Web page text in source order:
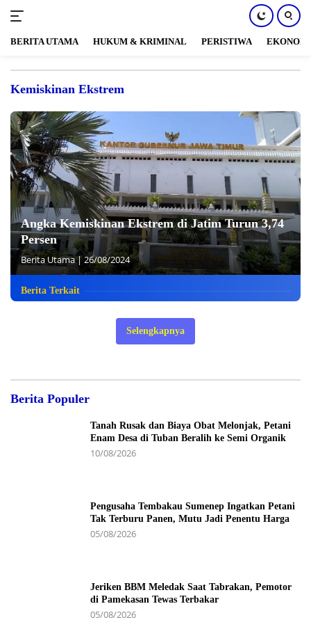
konten
BERITA UTAMA HUKUM & KRIMINAL PERISTIWA EKONOMI
Kemiskinan Ekstrem
Angka Kemiskinan Ekstrem di Jatim Turun 3,74
Persen
Berita Utama|26/08/2024
Berita Terkait
Selengkapnya
Berita Populer
Tanah Rusak dan Biaya Obat Melonjak, Petani
Enam Desa di Tuban Beralih ke Semi Organik
10/08/2026
Pengusaha Tembakau Sumenep Ingatkan Petani
Tak Terburu Panen, Mutu Jadi Penentu Harga
05/08/2026
Jeriken BBM Meledak Saat Tabrakan, Pemotor
di Pamekasan Tewas Terbakar
05/08/2026